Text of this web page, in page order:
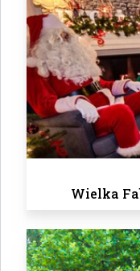
Wielka